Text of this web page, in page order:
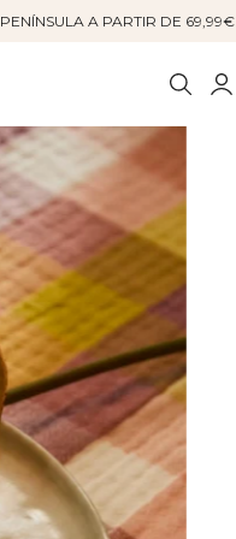
A PARTIR DE 69,99€